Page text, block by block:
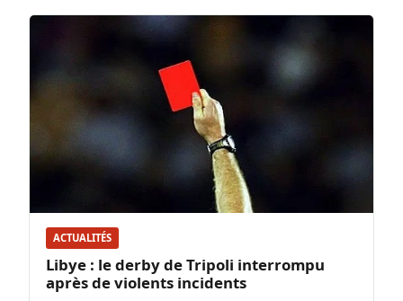
ACTUALITÉS
Libye : le derby de Tripoli interrompu
après de violents incidents